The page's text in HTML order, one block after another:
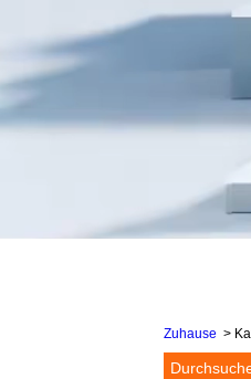
Zuhause >